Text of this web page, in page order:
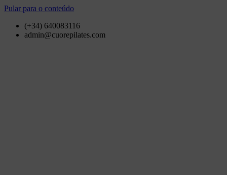
Pular para o conteúdo
(+34) 640083116
admin@cuorepilates.com